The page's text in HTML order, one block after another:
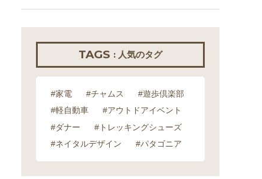
TAGS : 人気のタグ
#家電 #チャムス
#遊歩倶楽部
#軽自動車
#アウトドアイベント
#ダナー
#トレッキングシューズ
#ネイタルデザイン
#パタゴニア